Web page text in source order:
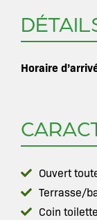
Horaire
Ouvert
Terrasse/
Coin